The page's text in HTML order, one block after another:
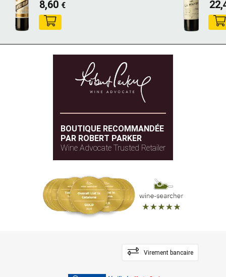
8,60 €
BOUTIQUE RECOMMANDÉE
PAR ROBERT PARKER
Wine Advocate Trusted Retailer
Virement bancaire